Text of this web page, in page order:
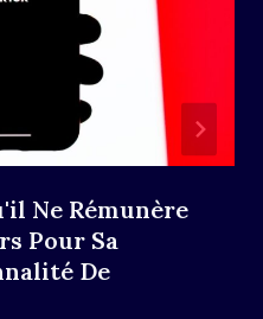
Ne Rémunère
Pour Sa
De